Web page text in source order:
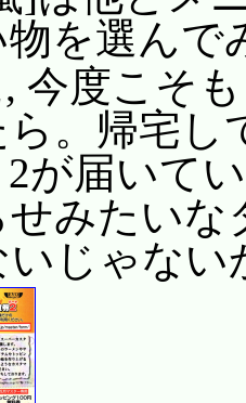
を選んで
, 今度こそ
。帰宅し
が届いて
せみたい
いじゃない